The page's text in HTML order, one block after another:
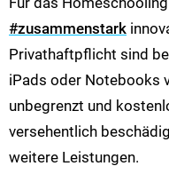
#zusammenstark
Privathaftpflicht sind
iPads oder Notebooks
unbegrenzt und
versehentlich
weitere Leistungen.